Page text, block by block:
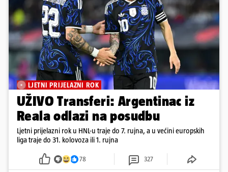
LJETNI PRIJELAZNI ROK
UŽIVO Transferi: Argentinac iz
Reala odlazi na posudbu
Ljetni prijelazni rok u HNL-u traje do 7. rujna, a u većini europskih
liga traje do 31. kolovoza ili 1. rujna
78 327